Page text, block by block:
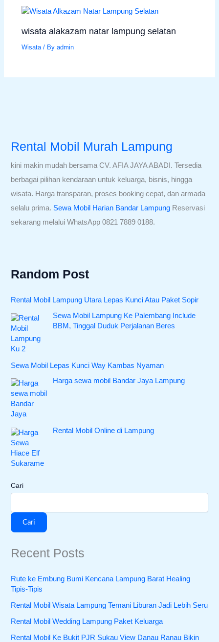
wisata alakazam natar lampung selatan
Wisata/ Byadmin
Rental Mobil Murah Lampung
kini makin mudah bersama CV. AFIA JAYA ABADI. Tersedia
berbagai pilihan kendaraan untuk keluarga, bisnis, hingga
wisata. Harga transparan, proses booking cepat, dan armada
selalu prima. Sewa Mobil Harian Bandar Lampung Reservasi
sekarang melalui WhatsApp 0821 7889 0188.
Random Post
Rental Mobil Lampung Utara Lepas Kunci Atau Paket Sopir
Sewa Mobil Lampung Ke Palembang Include
BBM, Tinggal Duduk Perjalanan Beres
Sewa Mobil Lepas Kunci Way Kambas Nyaman
Harga sewa mobil Bandar Jaya Lampung
Rental Mobil Online di Lampung
Cari
Cari
Recent Posts
Rute ke Embung Bumi Kencana Lampung Barat Healing
Tipis-Tipis
Rental Mobil Wisata Lampung Temani Liburan Jadi Lebih Seru
Rental Mobil Wedding Lampung Paket Keluarga
Rental Mobil Ke Bukit PJR Sukau View Danau Ranau Bikin